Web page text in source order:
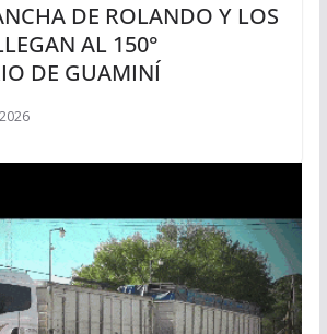
DE ROLANDO Y LOS
AL 150°
DE GUAMINÍ